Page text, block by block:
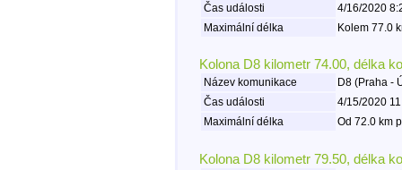
Čas události
4/16/2020
Maximální délka
Kolem 77.0
Kolona D8 kilometr 74.00, délka
Název komunikace
D8 (Praha -
Čas události
4/15/2020
Maximální délka
Od 72.0 km
Kolona D8 kilometr 79.50, délka